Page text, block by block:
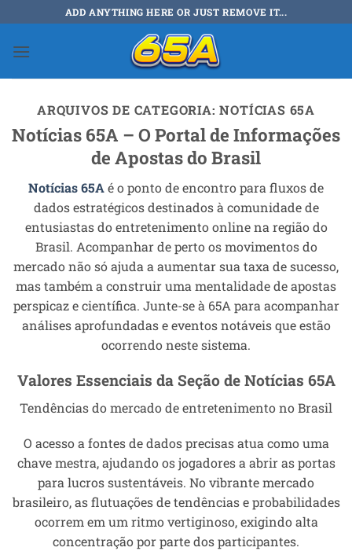
to
content
ADD ANYTHING HERE OR JUST REMOVE IT...
ARQUIVOS DE CATEGORIA:NOTÍCIAS 65A
Notícias 65A – O Portal de Informações
de Apostas do Brasil
Notícias 65Aé o ponto de encontro para fluxos de
dados estratégicos destinados à comunidade de
entusiastas do entretenimento online na região do
Brasil. Acompanhar de perto os movimentos do
mercado não só ajuda a aumentar sua taxa de sucesso,
mas também a construir uma mentalidade de apostas
perspicaz e científica. Junte-se à 65A para acompanhar
análises aprofundadas e eventos notáveis que estão
ocorrendo neste sistema.
Valores Essenciais da Seção de Notícias 65A
Tendências do mercado de entretenimento no Brasil
O acesso a fontes de dados precisas atua como uma
chave mestra, ajudando os jogadores a abrir as portas
para lucros sustentáveis. No vibrante mercado
brasileiro, as flutuações de tendências e probabilidades
ocorrem em um ritmo vertiginoso, exigindo alta
concentração por parte dos participantes.